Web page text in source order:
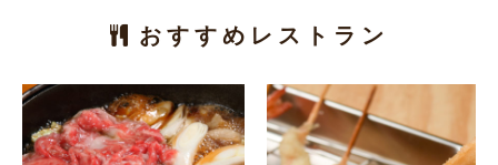
おすすめレストラン